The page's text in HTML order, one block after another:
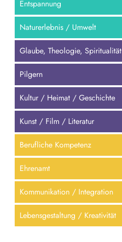
Entspannung
Naturerlebnis / Umwelt
Glaube, Theologie, Spiritualität
Pilgern
Kultur / Heimat / Geschichte
Kunst / Film / Literatur
Berufliche Kompetenz
Ehrenamt
Kommunikation / Integration
Lebensgestaltung / Kreativität